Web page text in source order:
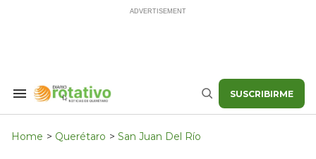
Search
Navigation
Buscar SUSCRIBIRME
Home > Querétaro > San Juan Del Río